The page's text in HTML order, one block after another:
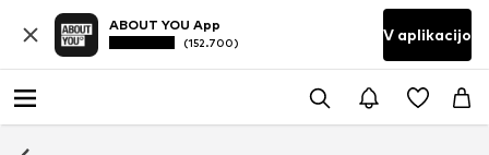
ABOUT YOU App
(152.700) V aplikacijo